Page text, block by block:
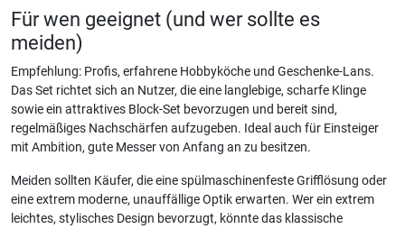
Für wen geeignet (und wer sollte es
meiden)
Empfehlung: Profis, erfahrene Hobbyköche und Geschenke-Lans.
Das Set richtet sich an Nutzer, die eine langlebige, scharfe Klinge
sowie ein attraktives Block-Set bevorzugen und bereit sind,
regelmäßiges Nachschärfen aufzugeben. Ideal auch für Einsteiger
mit Ambition, gute Messer von Anfang an zu besitzen.
Meiden sollten Käufer, die eine spülmaschinenfeste Grifflösung oder
eine extrem moderne, unauffällige Optik erwarten. Wer ein extrem
leichtes, stylisches Design bevorzugt, könnte das klassische